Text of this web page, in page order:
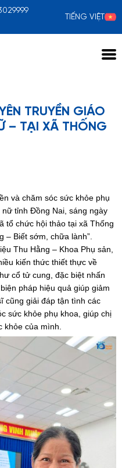
TIẾNG VIỆT
TRUYỀN GIÁO
– TẠI XÃ THỐNG
và chăm sóc sức khỏe phụ
tỉnh Đồng Nai, sáng ngày
tổ chức hội thảo tại xã Thống
– Biết sớm, chữa lành”.
Thu Hằng – Khoa Phụ sản,
kiến thức thiết thực về
cổ tử cung, đặc biệt nhấn
pháp hiệu quả giúp giảm
cũng giải đáp tận tình các
sức khỏe phụ khoa, giúp chị
của mình.